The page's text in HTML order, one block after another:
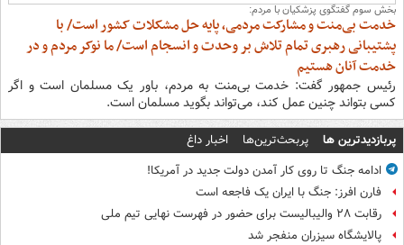
بخش سوم گفتگوی پزشکیان با مردم:
خدمت بی‌منت و مشارکت مردمی، پایه حل مشکلات کشور است/ با
پشتیبانی رهبری تمام تلاش بر وحدت و انسجام است/ ما نوکر مردم و در
خدمت آنان هستیم
رئیس جمهور گفت: خدمت بی‌منت به مردم، باور یک مسلمان است و اگر
کسی بتواند چنین عمل کند، می‌تواند بگوید مسلمان است.
پربازدیدترین ها پربحث‌ترین‌ها اخبار داغ
ادامه جنگ تا روی کار آمدن دولت جدید در آمریکا!
فارن افرز: جنگ با ایران یک فاجعه است
رقابت ۲۸ والیبالیست برای حضور در فهرست نهایی تیم ملی
پالایشگاه سیزران منفجر شد